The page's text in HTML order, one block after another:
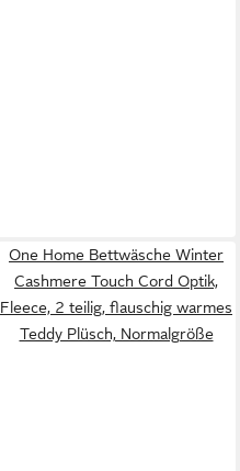
One Home Bettwäsche Winter
Cashmere Touch Cord Optik,
Fleece, 2 teilig, flauschig warmes
Teddy Plüsch, Normalgröße